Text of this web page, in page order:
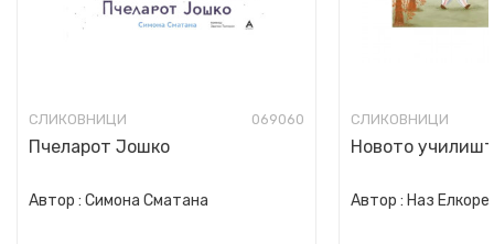
СЛИКОВНИЦИ 069060
Пчеларот Јошко
Автор : Симона Сматана
СЛИКОВНИЦИ
Новото
Автор : Наз